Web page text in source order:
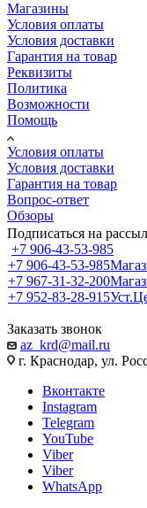
Магазины
Условия оплаты
Условия доставки
Гарантия на товар
Реквизиты
Политика
Возможности
Помощь
Условия оплаты
Условия доставки
Гарантия на товар
Вопрос-ответ
Обзоры
Подписаться на
+7 906-43-53-985
+7 906-43-53-985
+7 967-31-32-200
+7 952-83-28-915
Заказать звонок
az_krd@mail.ru
г. Краснодар, ул.
Вконтакте
Instagram
Telegram
YouTube
Viber
Viber
WhatsApp